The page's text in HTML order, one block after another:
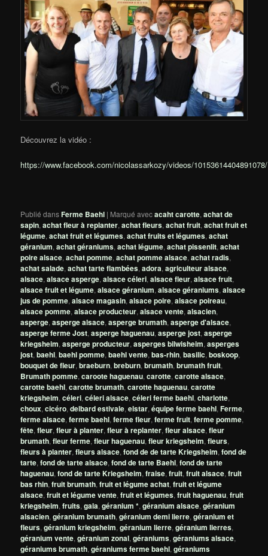
Découvrez la vidéo :
https://www.facebook.com/nicolassarkozy/videos/10153614404891078/
Publié dansFerme Baehl | Marqué avecacaht carotte,achat de
sapin,achat fleur à replanter,achat fleurs,achat fruit,achat fruit et
légume,achat fruit et légumes,achat fruits et légumes,achat
géranium,achat géraniums,achat légume,achat pissenlit,achat
poire alsace,achat pomme,achat pomme alsace,achat radis,
achat salade,achat tarte flambées,adora,agriculteur alsace,
alsace,alsace asperge,alsace céleri,alsace fleur,alsace fruit,
alsace fruit et légume,alsace géranium,alsace géraniums,alsace
jus de pomme,alsace magasin,alsace poire,alsace poireau,
alsace pomme,alsace producteur,alsace vente,alsacien,
asperge,asperge alsace,asperge brumath,asperge d'alsace,
asperge ferme Jost,asperge haguenau,asperge jost,asperge
kriegsheim,asperge producteur,asperges bilwisheim,asperges
jost,baehl,baehl pomme,baehl vente,bas-rhin,basilic,boskoop,
bouquet de fleur,braeburn,breburn,brumath,brumath fruit,
Brumath pomme,caroote haguenau,carotte,carotte alsace,
carotte baehl,carotte brumath,carotte haguenau,carotte
kriegsheim,céleri,céleri alsace,céleri ferme baehl,charlotte,
choux,cicéro,delbard estivale,elstar,équipe ferme baehl,Ferme,
ferme alsace,ferme baehl,ferme fleur,ferme fruit,ferme pomme,
fête,fleur,fleur à planter,fleur à replanter,fleur alsace,fleur
brumath,fleur ferme,fleur haguenau,fleur kriegsheim,fleurs,
fleurs à planter,fleurs alsace,fond de de tarte Kriegsheim,fond de
tarte,fond de tarte alsace,fond de tarte Baehl,fond de tarte
haguenau,fond de tarte Kriegsheim,fraise,fruit,fruit alsace,fruit
bas rhin,fruit brumath,fruit et légume achat,fruit et légume
alsace,fruit et légume vente,fruit et légumes,fruit haguenau,fruit
kriegsheim,fruits,gala,géranium *,géranium alsace,géranium
alsacien,géranium brumath,géranium demi lierre,géranium et
fleurs,géranium kriegsheim,géranium lierre,géranium lierres,
géranium vente,géranium zonal,géraniums,géraniums alsace,
géraniums brumath,géraniums ferme baehl,géraniums